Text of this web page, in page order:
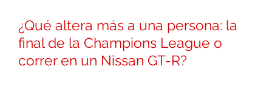
¿Qué altera más a una persona: la
final de la Champions League o
correr en un Nissan GT-R?